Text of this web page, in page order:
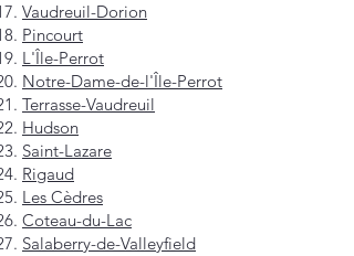
Vaudreuil-Dorion
Pincourt
L'Île-Perrot
Notre-Dame-de-l'Île-Perrot
Terrasse-Vaudreuil
Hudson
Saint-Lazare
Rigaud
Les Cèdres
Coteau-du-Lac
Salaberry-de-Valleyfield